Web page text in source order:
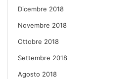
Dicembre 2018
Novembre 2018
Ottobre 2018
Settembre 2018
Agosto 2018